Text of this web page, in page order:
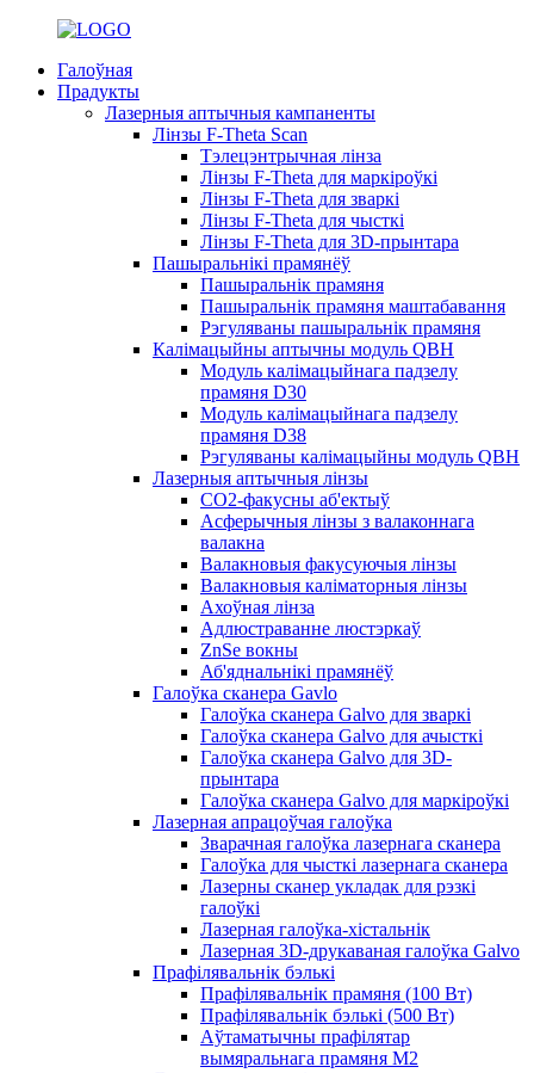
Галоўная
Прадукты
Лазерныя аптычныя кампаненты
Лінзы F-Theta Scan
Тэлецэнтрычная лінза
Лінзы F-Theta для маркіроўкі
Лінзы F-Theta для зваркі
Лінзы F-Theta для чысткі
Лінзы F-Theta для 3D-прынтара
Пашыральнікі прамянёў
Пашыральнік прамяня
Пашыральнік прамяня маштабавання
Рэгуляваны пашыральнік прамяня
Калімацыйны аптычны модуль QBH
Модуль калімацыйнага падзелу
прамяня D30
Модуль калімацыйнага падзелу
прамяня D38
Рэгуляваны калімацыйны модуль QBH
Лазерныя аптычныя лінзы
CO2-факусны аб'ектыў
Асферычныя лінзы з валаконнага
валакна
Валакновыя факусуючыя лінзы
Валакновыя каліматорныя лінзы
Ахоўная лінза
Адлюстраванне люстэркаў
ZnSe вокны
Аб'яднальнікі прамянёў
Галоўка сканера Gavlo
Галоўка сканера Galvo для зваркі
Галоўка сканера Galvo для ачысткі
Галоўка сканера Galvo для 3D-
прынтара
Галоўка сканера Galvo для маркіроўкі
Лазерная апрацоўчая галоўка
Зварачная галоўка лазернага сканера
Галоўка для чысткі лазернага сканера
Лазерны сканер укладак для рэзкі
галоўкі
Лазерная галоўка-хістальнік
Лазерная 3D-друкаваная галоўка Galvo
Прафілявальнік бэлькі
Прафілявальнік прамяня (100 Вт)
Прафілявальнік бэлькі (500 Вт)
Аўтаматычны прафілятар
вымяральнага прамяня M2